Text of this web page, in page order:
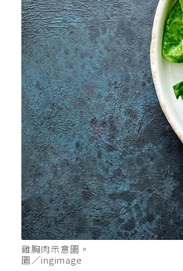
雞胸肉示意圖。
圖／ingimage